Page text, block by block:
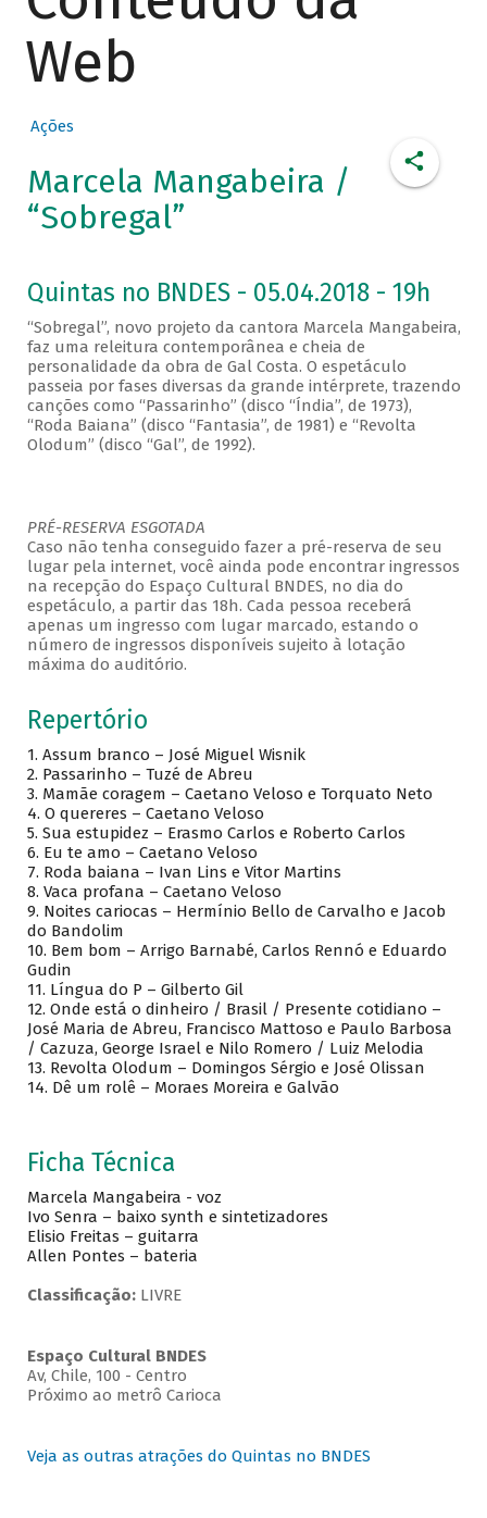
Web
Ações
Marcela Mangabeira /
“Sobregal”
Quintas no BNDES - 05.04.2018 - 19h
“Sobregal”, novo projeto da cantora Marcela Mangabeira,
faz uma releitura contemporânea e cheia de
personalidade da obra de Gal Costa. O espetáculo
passeia por fases diversas da grande intérprete, trazendo
canções como “Passarinho” (disco “Índia”, de 1973),
“Roda Baiana” (disco “Fantasia”, de 1981) e “Revolta
Olodum” (disco “Gal”, de 1992).
PRÉ-RESERVA ESGOTADA
Caso não tenha conseguido fazer a pré-reserva de seu
lugar pela internet, você ainda pode encontrar ingressos
na recepção do Espaço Cultural BNDES, no dia do
espetáculo, a partir das 18h. Cada pessoa receberá
apenas um ingresso com lugar marcado, estando o
número de ingressos disponíveis sujeito à lotação
máxima do auditório.
Repertório
1. Assum branco – José Miguel Wisnik
2. Passarinho – Tuzé de Abreu
3. Mamãe coragem – Caetano Veloso e Torquato Neto
4. O quereres – Caetano Veloso
5. Sua estupidez – Erasmo Carlos e Roberto Carlos
6. Eu te amo – Caetano Veloso
7. Roda baiana – Ivan Lins e Vitor Martins
8. Vaca profana – Caetano Veloso
9. Noites cariocas – Hermínio Bello de Carvalho e Jacob
do Bandolim
10. Bem bom – Arrigo Barnabé, Carlos Rennó e Eduardo
Gudin
11. Língua do P – Gilberto Gil
12. Onde está o dinheiro / Brasil / Presente cotidiano –
José Maria de Abreu, Francisco Mattoso e Paulo Barbosa
/ Cazuza, George Israel e Nilo Romero / Luiz Melodia
13. Revolta Olodum – Domingos Sérgio e José Olissan
14. Dê um rolê – Moraes Moreira e Galvão
Ficha Técnica
Marcela Mangabeira - voz
Ivo Senra – baixo synth e sintetizadores
Elisio Freitas – guitarra
Allen Pontes – bateria
Classificação: LIVRE
Espaço Cultural BNDES
Av, Chile, 100 - Centro
Próximo ao metrô Carioca
Veja as outras atrações do Quintas no BNDES